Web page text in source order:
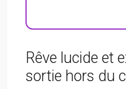
Rêve lucide et
sortie hors du